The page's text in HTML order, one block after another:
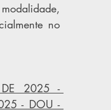
no
DE 2025 -
- DOU -